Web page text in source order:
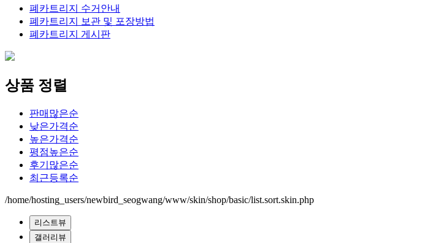
폐카트리지 수거안내
폐카트리지 보관 및 포장방법
폐카트리지 게시판
상품 정렬
판매많은순
낮은가격순
높은가격순
평점높은순
후기많은순
최근등록순
/home/hosting_users/newbird_seogwang/www/skin/shop/basic/list.sort.skin.php
리스트뷰
갤러리뷰